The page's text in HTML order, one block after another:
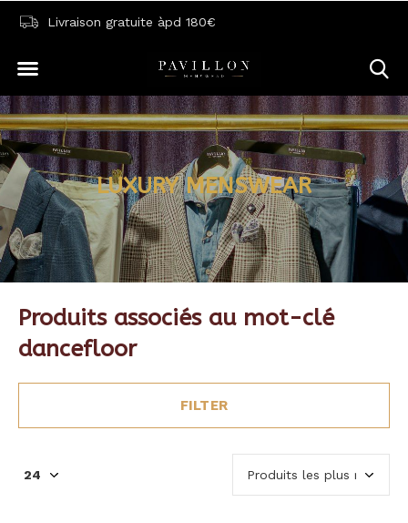
Livraison gratuite àpd 180€
LUXURY MENSWEAR
Produits associés au mot-clé
dancefloor
FILTER